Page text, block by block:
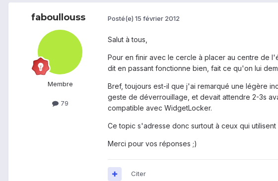
faboullouss
Membre
79
Posté(e) 15 février 2012
Salut à tous,
Pour en finir avec le cercle à placer au centre de
dit en passant fonctionne bien, fait ce qu'on lui
Bref, toujours est-il que j'ai remarqué une légère
geste de déverrouillage, et devait attendre 2-3s
compatible avec WidgetLocker.
Ce topic s'adresse donc surtout à ceux qui
Merci pour vos réponses ;)
Citer